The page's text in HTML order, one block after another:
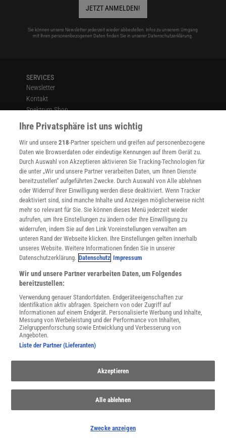
JETZT ANMELDEN!
Sie können unsere Newsletter jederzeit wieder abbestellen. Infos zu unserem Umgang
mit Ihren personenbezogenen Daten finden Sie in unserer Datenschutzerklärung.
SERVICES
Newsletter
Kontakt
Spektrum Shop
Im Handel kaufen
Presse
Verträge kündigen
INFO
Mediadaten
Datenschutz
Nutzungsbedingungen
Cookie-Einstellungen
Utiq verwalten
Nutzungsbasierte Onlinewerbung
Alle Artikel
Impressum
Angebote für Schulen
Angebote für Institutionen
Sprachen lernen mit Gymglish
Lexika
Für Spektrum schreiben
Zugänglichkeitserklärung
WEBSEITEN
KielSCN
Wissenschaft in die Schulen
SciLogs
Ihre Privatsphäre ist uns wichtig
Wir und unsere218-Partner speichern und greifen auf personenbezogene
Daten wie Browserdaten oder eindeutige Kennungen auf Ihrem Gerät zu.
Durch Auswahl von Akzeptieren aktivieren Sie Tracking-Technologien für
die unter „Wir und unsere Partner verarbeiten Daten, um Ihnen Dienste
bereitzustellen“ aufgeführten Zwecke. Durch Auswahl von Alle ablehnen
oder Widerruf Ihrer Einwilligung werden diese deaktiviert. Wenn Tracker
deaktiviert sind, sind manche Inhalte und Anzeigen möglicherweise nicht
mehr so relevant für Sie. Sie können dieses Menü jederzeit wieder
aufrufen, um Ihre Einstellungen zu ändern oder Ihre Einwilligung zu
widerrufen, indem Sie auf den Link Voreinstellungen verwalten am
unteren Rand der Webseite klicken. Ihre Einstellungen gelten innerhalb
unseres Website. Weitere Informationen finden Sie in unserer
Datenschutzerklärung. Datenschutz Impressum
Wir und unsere Partner verarbeiten Daten, um Folgendes
bereitzustellen:
Verwendung genauer Standortdaten. Endgeräteeigenschaften zur
Identifikation aktiv abfragen. Speichern von oder Zugriff auf
Informationen auf einem Endgerät. Personalisierte Werbung und Inhalte,
Messung von Werbeleistung und der Performance von Inhalten,
Zielgruppenforschung sowie Entwicklung und Verbesserung von
Angeboten.
Liste der Partner (Lieferanten)
Akzeptieren
Alle ablehnen
Zwecke anzeigen